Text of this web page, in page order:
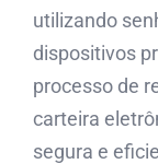
utilizando
dispositivos
processo de
carteira
segura e